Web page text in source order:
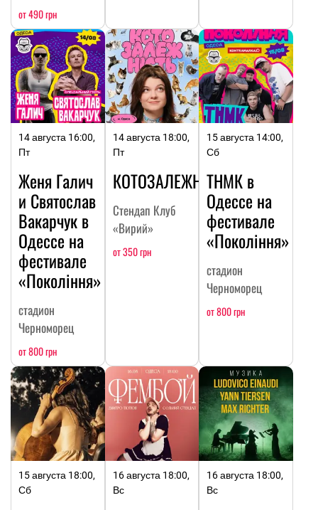
от 490 грн
14 августа 16:00,
Пт
Женя Галич
и Святослав
Вакарчук в
Одессе на
фестивале
«Покоління»
стадион
Черноморец
от 800 грн
14 августа 18:00,
Пт
КОТОЗАЛЕЖНОСТЬ
Стендап Клуб
«Вирий»
от 350 грн
15 августа 14:00,
Сб
ТНМК в
Одессе на
фестивале
«Покоління»
стадион
Черноморец
от 800 грн
15 августа 18:00,
Сб
16 августа 18:00,
Вс
16 августа 18:00,
Вс